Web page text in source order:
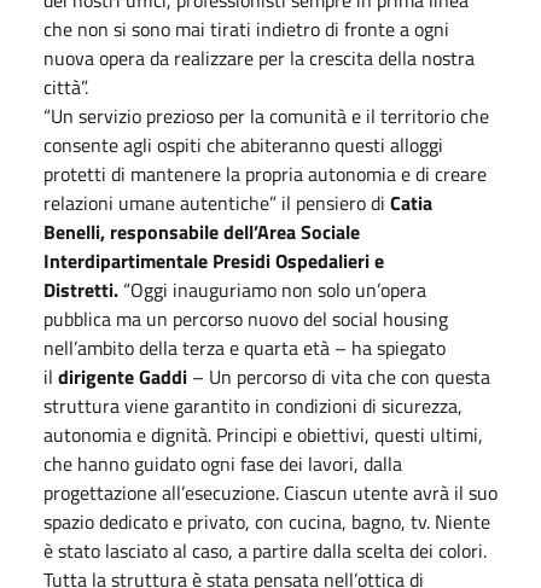
che non si sono mai tirati indietro di fronte a ogni
nuova opera da realizzare per la crescita della nostra
città”.
“Un servizio prezioso per la comunità e il territorio che
consente agli ospiti che abiteranno questi alloggi
protetti di mantenere la propria autonomia e di creare
relazioni umane autentiche” il pensiero di Catia
Benelli, responsabile dell’Area Sociale
Interdipartimentale Presidi Ospedalieri e
Distretti. “Oggi inauguriamo non solo un’opera
pubblica ma un percorso nuovo del social housing
nell’ambito della terza e quarta età – ha spiegato
il dirigente Gaddi – Un percorso di vita che con questa
struttura viene garantito in condizioni di sicurezza,
autonomia e dignità. Principi e obiettivi, questi ultimi,
che hanno guidato ogni fase dei lavori, dalla
progettazione all’esecuzione. Ciascun utente avrà il suo
spazio dedicato e privato, con cucina, bagno, tv. Niente
è stato lasciato al caso, a partire dalla scelta dei colori.
Tutta la struttura è stata pensata nell’ottica di